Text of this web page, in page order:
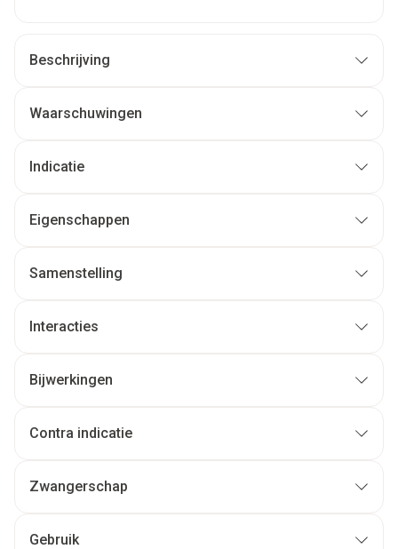
Beschrijving
Waarschuwingen
Indicatie
Eigenschappen
Samenstelling
Interacties
Bijwerkingen
Contra indicatie
Zwangerschap
Gebruik